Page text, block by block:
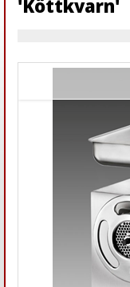
'Köttkvarn'